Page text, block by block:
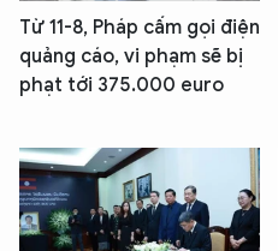
Từ 11-8, Pháp cấm gọi điện
quảng cáo, vi phạm sẽ bị
phạt tới 375.000 euro